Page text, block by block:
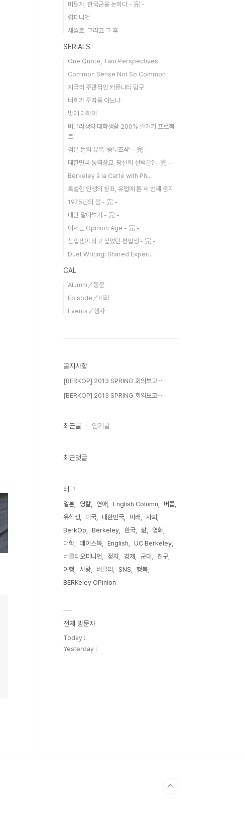
미필자, 한국군을 논하다 - 完 -
럽피니언
세월호, 그리고 그 후
SERIALS
One Quote, Two Perspectives
Common Sense Not So Common
지극히 주관적인 커뮤니티 탐구
너희가 투자를 아느냐
맛에 대하여
버클리생의 대학생활 200% 즐기기 프로젝
트
검은 돈의 유혹 '승부조작' - 完 -
대한민국 통역장교, 당신의 선택은? - 完 -
Berkeley á la Carte with Ph..
특별한 인생의 쉼표, 유럽에 튼 세 번째 둥지
1975년의 봄 - 完 -
대만 알아보기 - 完 -
이제는 Opinion Age - 完 -
신입생이 되고 싶었던 편입생 - 完 -
Duet Writing: Shared Experi..
CAL
Alumni／동문
Episode／비화
Events／행사
공지사항
[BERKOP] 2013 SPRING 회의보고⋯
[BERKOP] 2013 SPRING 회의보고⋯
최근글 인기글
최근댓글
태그
일본 영칼 연애 English Column
버콥
유학생
미국 대한민국 미래
사회
BerkOp
Berkeley 한국 삶
영화
대학
페이스북 English
UC Berkeley
버클리오피니언
정치 경제 군대
친구
여행
사랑 버클리 SNS
행복
BERKeley OPinion
전체 방문자
Today :
Yesterday :